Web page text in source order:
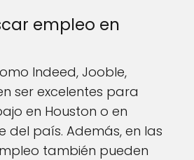
empleo en
Indeed, Jooble,
ser excelentes para
en Houston o en
del país. Además, en las
también pueden